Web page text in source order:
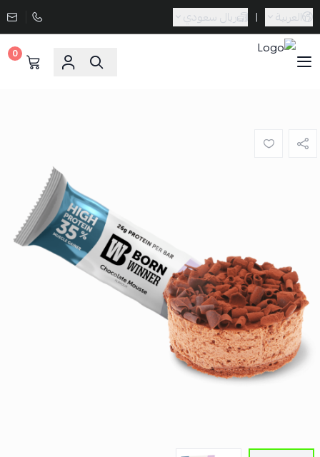
العربية | ريال سعودي
0